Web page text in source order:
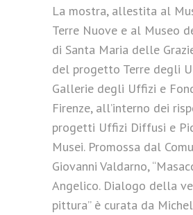
La mostra, allestita al
Terre Nuove e al Museo
di Santa Maria delle
del progetto Terre degli
Gallerie degli Uffizi e
Firenze, all’interno dei
progetti Uffizi Diffusi e
Musei. Promossa dal
Giovanni Valdarno,
Angelico. Dialogo della
pittura” è curata da